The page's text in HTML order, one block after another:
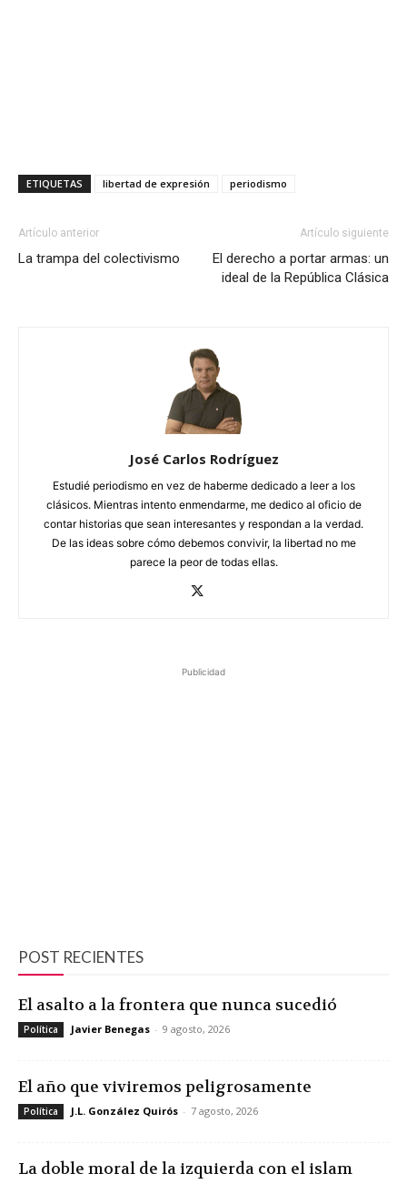
ETIQUETAS libertad de expresión periodismo
Artículo anterior
La trampa del colectivismo
Artículo siguiente
El derecho a portar armas: un
ideal de la República Clásica
José Carlos Rodríguez
Estudié periodismo en vez de haberme dedicado a leer a los
clásicos. Mientras intento enmendarme, me dedico al oficio de
contar historias que sean interesantes y respondan a la verdad.
De las ideas sobre cómo debemos convivir, la libertad no me
parece la peor de todas ellas.
Publicidad
POST RECIENTES
El asalto a la frontera que nunca sucedió
Política Javier Benegas - 9 agosto, 2026
El año que viviremos peligrosamente
Política J.L. González Quirós - 7 agosto, 2026
La doble moral de la izquierda con el islam